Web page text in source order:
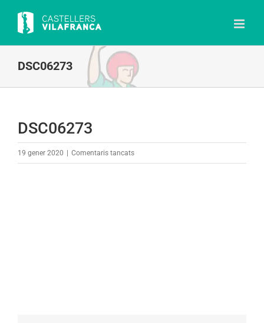
content
DSC06273
DSC06273
19 gener 2020 Comentaris tancatsa